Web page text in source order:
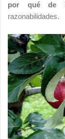
por qué de
razonabilidades.